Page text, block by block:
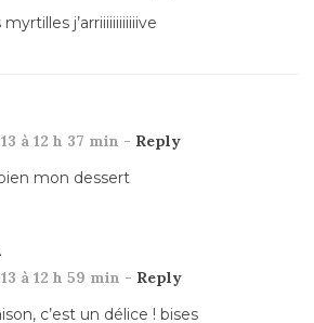
myrtilles j’arriiiiiiiiiiiive
à 12 h 37 min - Reply
mon dessert
à 12 h 59 min - Reply
c’est un délice ! bises